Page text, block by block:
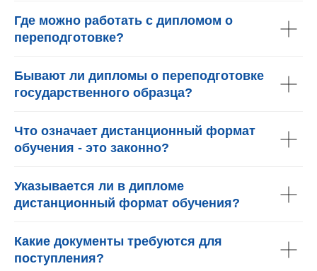
Где можно работать с дипломом о
переподготовке?
Бывают ли дипломы о переподготовке
государственного образца?
Что означает дистанционный формат
обучения - это законно?
Указывается ли в дипломе
дистанционный формат обучения?
Какие документы требуются для
поступления?